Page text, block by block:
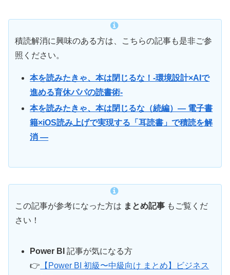
積読解消に興味のある方は、こちらの記事も是非ご参
照ください。
本を読みたきゃ、本は閉じるな！-環境設計×AIで
進める育休パパの読書術-
本を読みたきゃ、本は閉じるな（続編）― 電子書
籍×iOS読み上げで実現する「耳読書」で積読を解
消 ―
この記事が参考になった方は まとめ記事 もご覧くだ
さい！
Power BI記事が気になる方
👉 【Power BI 初級〜中級向け まとめ】ビジネス